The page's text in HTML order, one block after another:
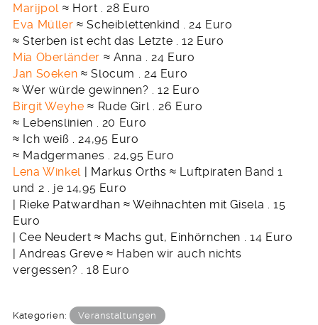
Marijpol ≈ Hort . 28 Euro
Eva Müller ≈ Scheiblettenkind . 24 Euro
≈ Sterben ist echt das Letzte . 12 Euro
Mia Oberländer ≈ Anna . 24 Euro
Jan Soeken ≈ Slocum . 24 Euro
≈ Wer würde gewinnen? . 12 Euro
Birgit Weyhe≈ Rude Girl . 26 Euro
≈ Lebenslinien . 20 Euro
≈ Ich weiß . 24,95 Euro
≈ Madgermanes . 24,95 Euro
Lena Winkel| Markus Orths ≈ Luftpiraten Band 1
und 2 . je 14,95 Euro
| Rieke Patwardhan ≈ Weihnachten mit Gisela .15
Euro
| Cee Neudert ≈ Machs gut, Einhörnchen . 14 Euro
| Andreas Greve ≈ Haben wir auch nichts
vergessen? . 18 Euro
Kategorien: Veranstaltungen